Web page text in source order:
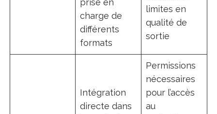
prise en
charge de
différents
formats
limites en
qualité de
sortie
Intégration
directe dans
Permissions
nécessaires
pour l’accès
au